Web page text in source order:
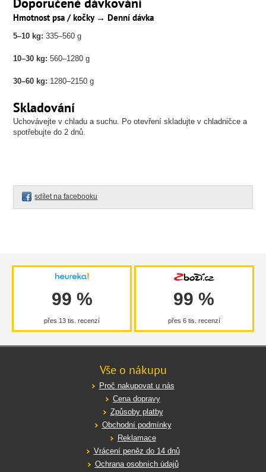
Hmotnost psa / kočky → Denní dávka
5–10 kg: 335–560 g
10–30 kg: 560–1280 g
30–60 kg: 1280–2150 g
Skladování
Uchovávejte v chladu a suchu. Po otevření skladujte v chladničce a
spotřebujte do 2 dnů.
sdílet na facebooku
99 %
přes 13 tis. recenzí
99 %
přes 6 tis. recenzí
Vše o nákupu
Proč nakupovat u nás
Cena dopravy
Způsoby platby
Obchodní podmínky
Reklamace
Vrácení peněz do 14 dnů
Ochrana osobních údajů